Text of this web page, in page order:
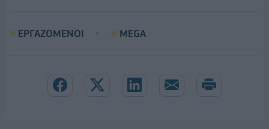
ΕΡΓΑΖΟΜΕΝΟΙ MEGA